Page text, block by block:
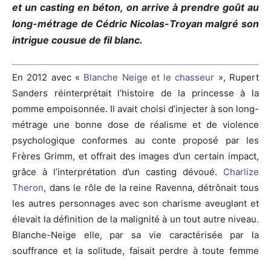
et un casting en béton, on arrive à prendre goût au
long-métrage de Cédric Nicolas-Troyan malgré son
intrigue cousue de fil blanc.
En 2012 avec « Blanche Neige et le chasseur », Rupert
Sanders réinterprétait l’histoire de la princesse à la
pomme empoisonnée. Il avait choisi d’injecter à son long-
métrage une bonne dose de réalisme et de violence
psychologique conformes au conte proposé par les
Frères Grimm, et offrait des images d’un certain impact,
grâce à l’interprétation d’un casting dévoué. Charlize
Theron, dans le rôle de la reine Ravenna, détrônait tous
les autres personnages avec son charisme aveuglant et
élevait la définition de la malignité à un tout autre niveau.
Blanche-Neige elle, par sa vie caractérisée par la
souffrance et la solitude, faisait perdre à toute femme